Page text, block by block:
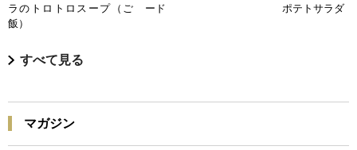
ラのトロトロスープ（ご
飯）
ード
ポテトサラダ
すべて見る
マガジン